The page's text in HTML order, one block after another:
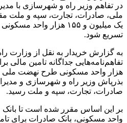
ملی، صادرات، تجارت، سپه و ملت
یک میلیون و ۱۵۵ هزار
تسریع شود.
به گزارش خریدار به نقل از وزارت
هزار واحد مسکونی طرح نهضت ملی
بذرپاش وزیر راه و شهرسازی و
صادرات، تجارت، سپه و ملت رسید.